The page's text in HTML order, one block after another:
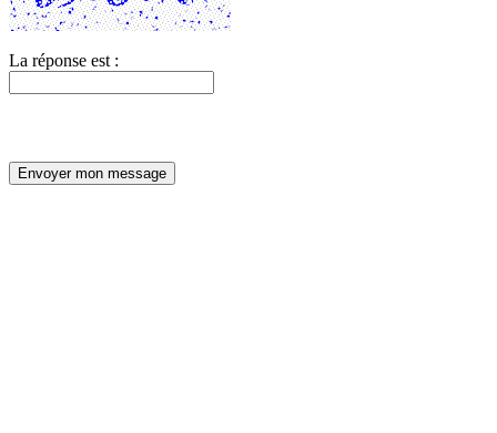
La réponse est :
Envoyer mon message